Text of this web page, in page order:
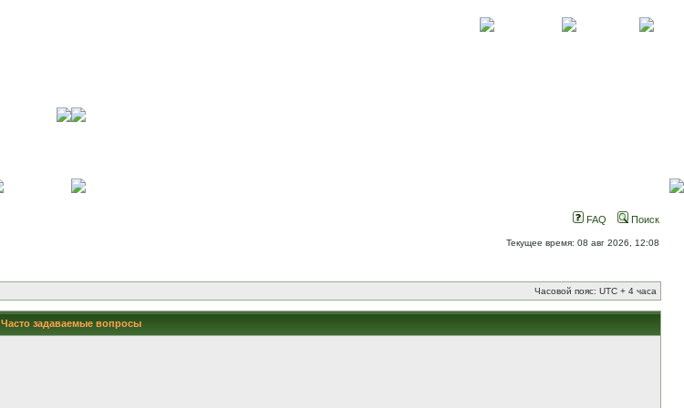
FAQ Поиск
Текущее время: 08 авг 2026, 12:08
Часовой пояс: UTC + 4 часа
Часто задаваемые вопросы